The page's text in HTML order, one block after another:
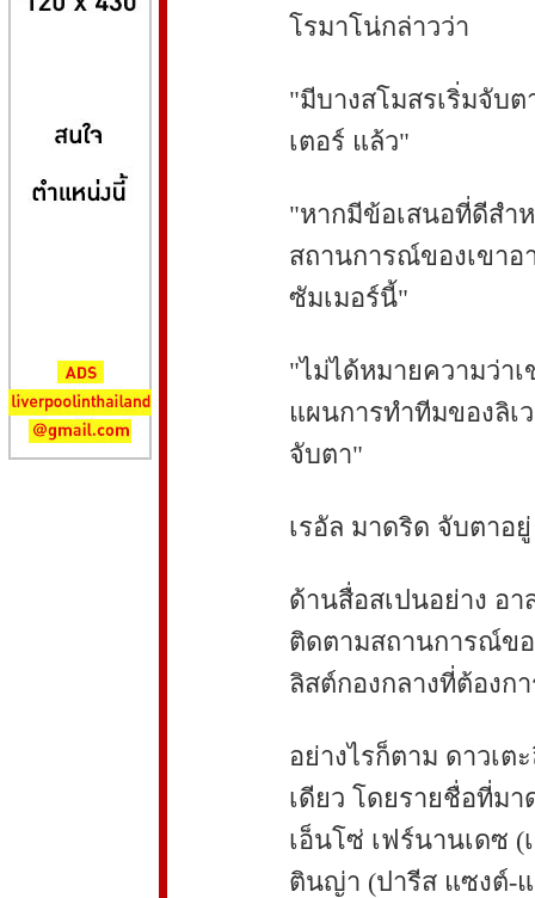
โรมาโน่กล่าวว่า
"มีบางสโมสรเริ่มจับ
เตอร์ แล้ว"
"หากมีข้อเสนอที่ดีสำ
สถานการณ์ของเขาอ
ซัมเมอร์นี้"
"ไม่ได้หมายความว่า
แผนการทำทีมของลิ
จับตา"
เรอัล มาดริด จับตาอยู่
ด้านสื่อสเปนอย่าง อา
ติดตามสถานการณ์ขอ
ลิสต์กองกลางที่ต้องก
อย่างไรก็ตาม ดาวเต
เดียว โดยรายชื่อที่ม
เอ็นโซ่ เฟร์นานเดซ
ตินญ่า (ปารีส แซงต์-แ